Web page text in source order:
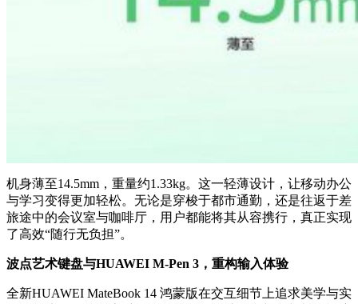
机身薄至14.5mm，重量约1.33kg。这一轻薄设计，让移动办公
与学习变得更加轻松。无论是穿梭于都市通勤，还是往返于差
旅途中的会议室与咖啡厅，用户都能将其从容携行，真正实现
了高效“随行无负担”。
波点艺术键盘与HUAWEI M-Pen 3 ，重构输入体验
全新HUAWEI MateBook 14 鸿蒙版在交互细节上追求美学与实